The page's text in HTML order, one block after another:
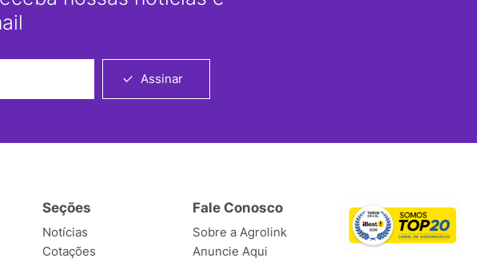
Assinar
Seções
Notícias
Cotações
Fale Conosco
Sobre a Agrolink
Anuncie Aqui